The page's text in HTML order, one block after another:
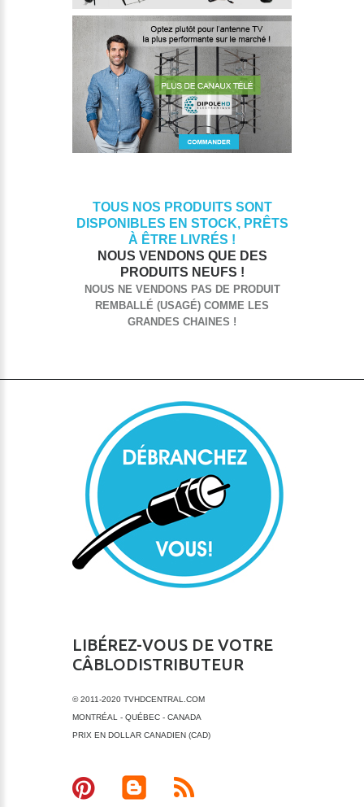
TOUS NOS PRODUITS SONT
DISPONIBLES EN STOCK, PRÊTS
À ÊTRE LIVRÉS !
NOUS VENDONS QUE DES
PRODUITS NEUFS !
NOUS NE VENDONS PAS DE PRODUIT
REMBALLÉ (USAGÉ) COMME LES
GRANDES CHAINES !
LIBÉREZ-VOUS DE VOTRE
CÂBLODISTRIBUTEUR
© 2011-2020 TVHDCENTRAL.COM
MONTRÉAL - QUÉBEC - CANADA
PRIX EN DOLLAR CANADIEN (CAD)